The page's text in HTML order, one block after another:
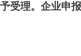
受理。企业申